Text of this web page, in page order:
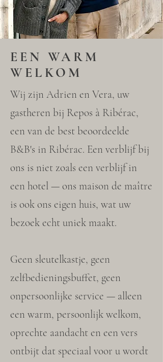
EEN WARM
WELKOM
Wij zijn Adrien en Vera, uw
gastheren bij Repos à Ribérac,
een van de best beoordeelde
B&B's in Ribérac. Een verblijf bij
ons is niet zoals een verblijf in
een hotel — ons maison de maître
is ook ons eigen huis, wat uw
bezoek echt uniek maakt.​
Geen sleutelkastje, geen
zelfbedieningsbuffet, geen
onpersoonlijke service — alleen
een warm, persoonlijk welkom,
oprechte aandacht en een vers
ontbijt dat speciaal voor u wordt